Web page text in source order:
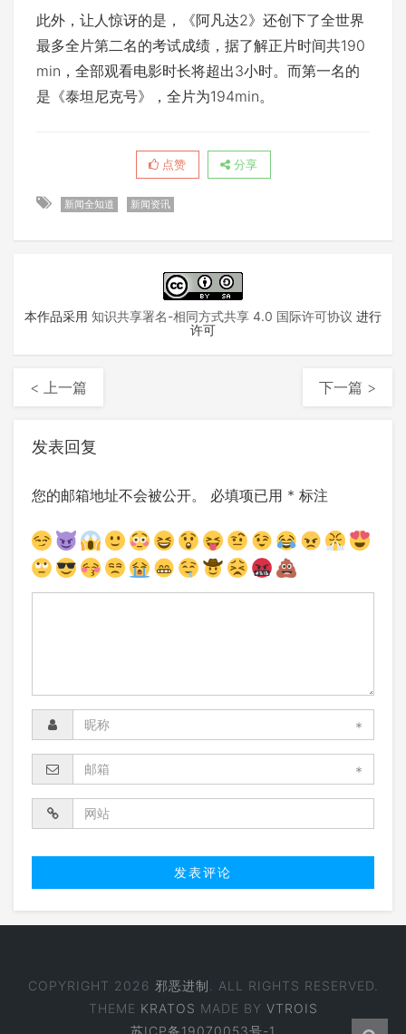
此外，让人惊讶的是，《阿凡达2》还创下了全世界
最多全片第二名的考试成绩，据了解正片时间共190
min，全部观看电影时长将超出3小时。而第一名的
是《泰坦尼克号》，全片为194min。
点赞 分享
新闻全知道 新闻资讯
本作品采用 知识共享署名-相同方式共享 4.0 国际许可协议 进行
许可
< 上一篇 下一篇 >
发表回复
您的邮箱地址不会被公开。 必填项已用 * 标注
*
*
COPYRIGHT 2026 邪恶进制 . ALL RIGHTS RESERVED.
THEME KRATOS MADE BY VTROIS
苏ICP备19070053号-1